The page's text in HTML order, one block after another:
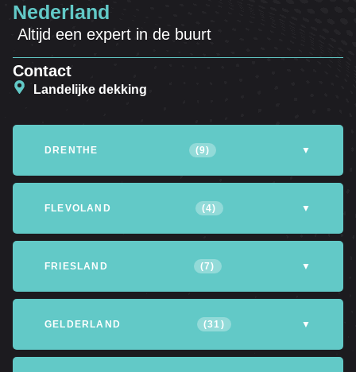
Nederland
Altijd een expert in de buurt
Contact
Landelijke dekking
DRENTHE (9) ▼
Emmen Hoogeveen Meppel
FLEVOLAND (4) ▼
Noordoostpolder
FRIESLAND (7) ▼
Opsterland Smallingerland Tytsjerksteradiel
GELDERLAND (31) ▼